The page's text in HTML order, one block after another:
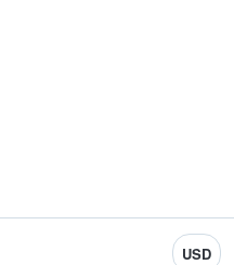
USD